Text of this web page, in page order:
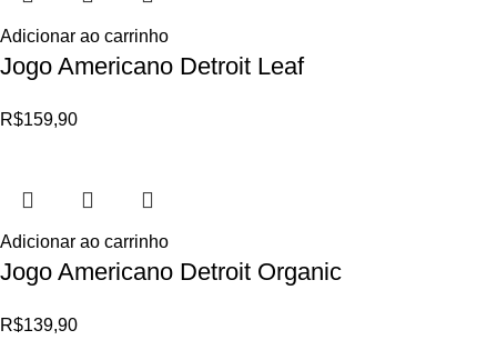
Adicionar ao carrinho
Jogo Americano Detroit Leaf
R$159,90
Adicionar ao carrinho
Jogo Americano Detroit Organic
R$139,90